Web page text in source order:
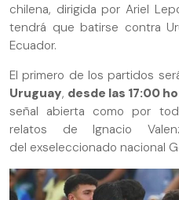
chilena, dirigida por Ariel
tendrá que batirse contra
Ecuador.
El primero de los partidos
Uruguay, desde las 17:00
señal abierta como por
relatos de Ignacio
del exseleccionado nacional